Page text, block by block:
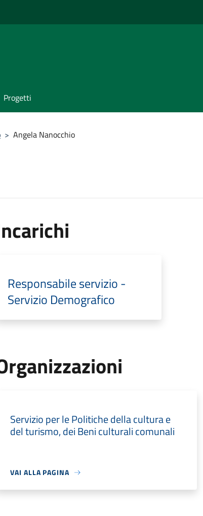
Progetti
> Angela Nanocchio
Responsabile servizio -
Servizio Demografico
Servizio per le Politiche della cultura e
del turismo, dei Beni culturali comunali
VAI ALLA PAGINA